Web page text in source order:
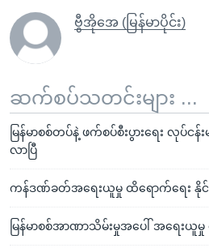
ဗွီအိုအေ (မြန်မာပိုင်း)
ဆက်စပ်သတင်းများ ...
မြန်မာစစ်တပ်နဲ့ ဖက်စပ်စီးပွားရေး လုပ်ငန်း
လာပြီ
ကန်ဒဏ်ခတ်အရေးယူမှု ထိရောက်ရေး နို
မြန်မာစစ်အာဏာသိမ်းမှုအပေါ် အရေးယူမှု